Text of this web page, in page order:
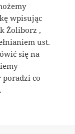
wpisując
Żoliborz ,
ust.
się na
poradzi co